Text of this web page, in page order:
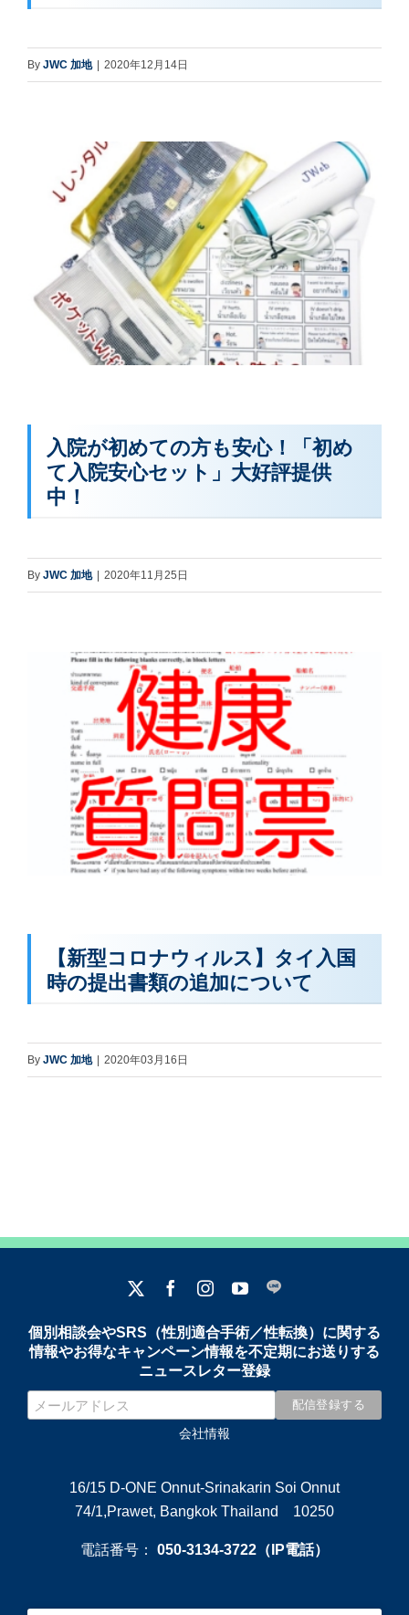
By JWC 加地 2020年12月14日
入院が初めての方も安心！「初め
て入院安心セット」大好評提供
中！
By JWC 加地 | 2020年11月25日
【新型コロナウィルス】タイ入国
時の提出書類の追加について
By JWC 加地 2020年03月16日
個別相談会やSRS（性別適合手術／性転換）に関する
情報やお得なキャンペーン情報を不定期にお送りする
ニュースレター登録
会社情報
16/15 D-ONE Onnut-Srinakarin Soi Onnut
74/1,Prawet, Bangkok Thailand 10250
電話番号： 050-3134-3722（IP電話）